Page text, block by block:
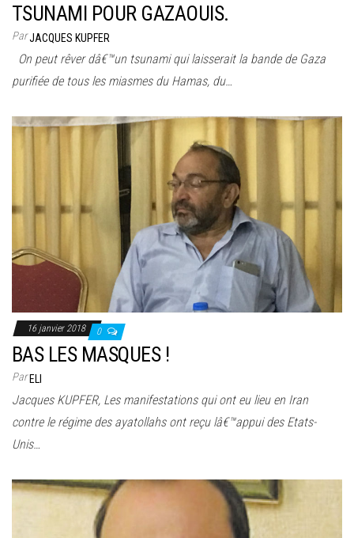
TSUNAMI POUR GAZAOUIS.
ParJACQUES KUPFER
On peut rêver dâ€™un tsunami qui laisserait la bande de Gaza
purifiée de tous les miasmes du Hamas, du…
16 janvier 2018 0
BAS LES MASQUES !
ParELI
Jacques KUPFER, Les manifestations qui ont eu lieu en Iran
contre le régime des ayatollahs ont reçu lâ€™appui des Etats-
Unis…